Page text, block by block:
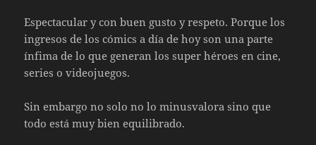
Espectacular y con buen gusto y respeto. Porque los
ingresos de los cómics a día de hoy son una parte
ínfima de lo que generan los super héroes en cine,
series o videojuegos.
Sin embargo no solo no lo minusvalora sino que
todo está muy bien equilibrado.